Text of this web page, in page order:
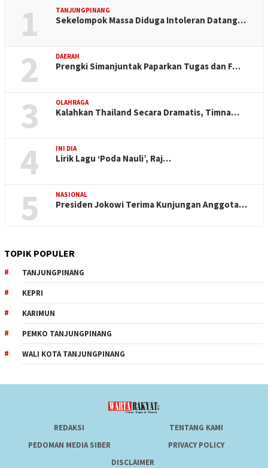
1 TANJUNGPINANG
Sekelompok Massa Diduga Intoleran Datang…
2 DAERAH
Prengki Simanjuntak Paparkan Tugas dan F…
3 OLAHRAGA
Kalahkan Thailand Secara Dramatis, Timna…
4 INI DIA
Lirik Lagu ‘Poda Nauli’, Raj…
5 NASIONAL
Presiden Jokowi Terima Kunjungan Anggota…
TOPIK POPULER
TANJUNGPINANG
KEPRI
KARIMUN
PEMKO TANJUNGPINANG
WALI KOTA TANJUNGPINANG
REDAKSI
TENTANG KAMI
PEDOMAN MEDIA SIBER
PRIVACY POLICY
DISCLAIMER